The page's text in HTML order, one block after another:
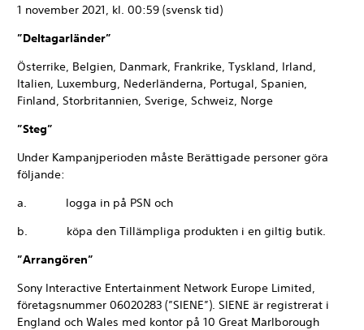
1 november 2021, kl. 00:59 (svensk tid)
”Deltagarländer”
Österrike, Belgien, Danmark, Frankrike, Tyskland, Irland,
Italien, Luxemburg, Nederländerna, Portugal, Spanien,
Finland, Storbritannien, Sverige, Schweiz, Norge
”Steg”
Under Kampanjperioden måste Berättigade personer göra
följande:
a. logga in på PSN och
b. köpa den Tillämpliga produkten i en giltig butik.
”Arrangören”
Sony Interactive Entertainment Network Europe Limited,
företagsnummer 06020283 (”SIENE”). SIENE är registrerat i
England och Wales med kontor på 10 Great Marlborough